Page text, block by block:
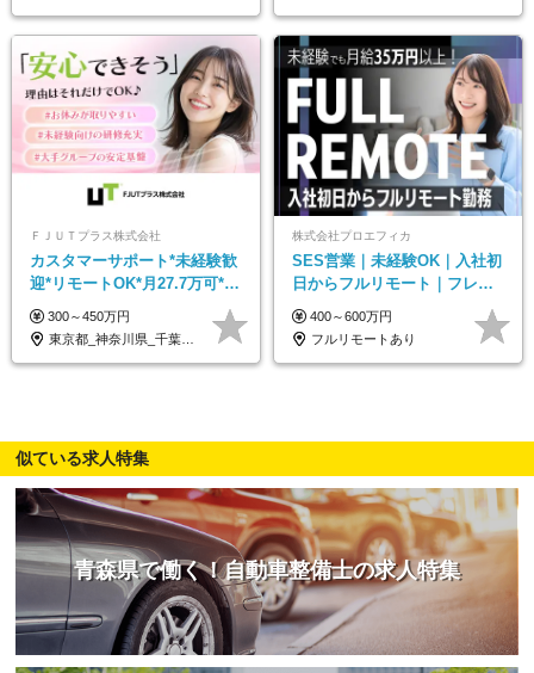
ＦＪＵＴプラス株式会社
カスタマーサポート*未経験歓
迎*リモートOK*月27.7万可*賞
与年2回*転勤なし*連休
OK/ZE010232
300～450万円
東京都_神奈川県_千葉県_大阪府_愛知県…
株式会社プロエフィカ
SES営業｜未経験OK｜入社初
日からフルリモート｜フレッ
クス可｜残業月平均10h以下｜
事業立ち上げメンバー
400～600万円
フルリモートあり
似ている求人特集
青森県で働く！自動車整備士の求人特集